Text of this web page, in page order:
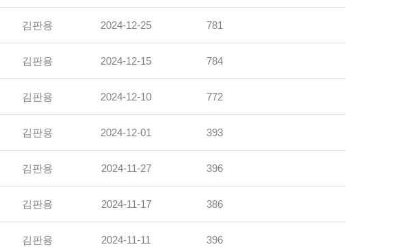
김판용 2024-12-25 781
김판용 2024-12-15 784
김판용 2024-12-10 772
김판용 2024-12-01 393
김판용 2024-11-27 396
김판용 2024-11-17 386
김판용 2024-11-11 396